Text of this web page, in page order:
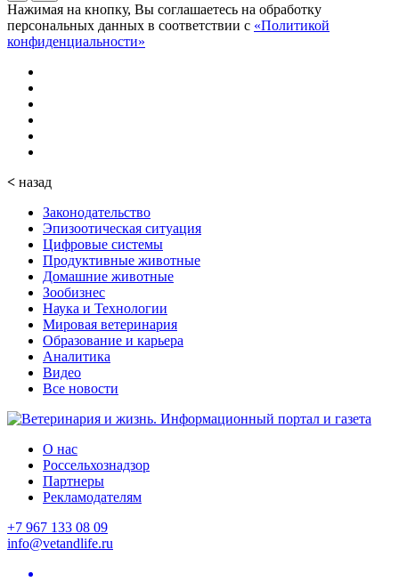
Нажимая на кнопку, Вы соглашаетесь на обработку
персональных данных в соответствии с «Политикой
конфиденциальности»
< назад
Законодательство
Эпизоотическая ситуация
Цифровые системы
Продуктивные животные
Домашние животные
Зообизнес
Наука и Технологии
Мировая ветеринария
Образование и карьера
Аналитика
Видео
Все новости
О нас
Россельхознадзор
Партнеры
Рекламодателям
+7 967 133 08 09
info@vetandlife.ru